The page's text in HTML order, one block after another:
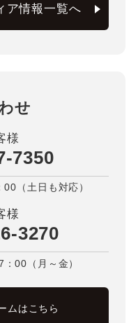
ア情報一覧へ
せ
様
7350
（土日も対応）
様
3270
00（月～金）
ムはこちら